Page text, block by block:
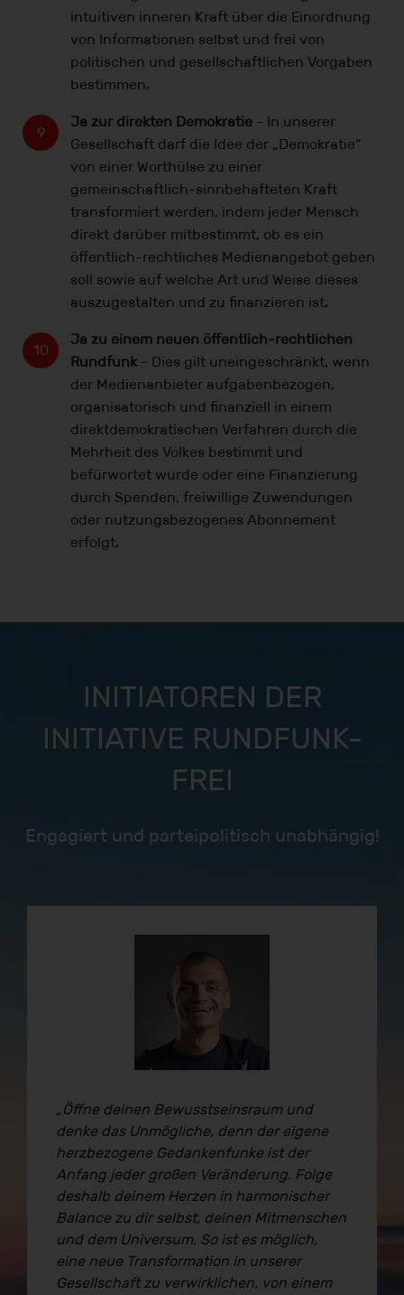
intuitiven inneren Kraft über die Einordnung
von Informationen selbst und frei von
politischen und gesellschaftlichen Vorgaben
bestimmen.
Ja zur direkten Demokratie - In unserer
Gesellschaft darf die Idee der „Demokratie“
von einer Worthülse zu einer
gemeinschaftlich-sinnbehafteten Kraft
transformiert werden, indem jeder Mensch
direkt darüber mitbestimmt, ob es ein
öffentlich-rechtliches Medienangebot geben
soll sowie auf welche Art und Weise dieses
auszugestalten und zu finanzieren ist.
Ja zu einem neuen öffentlich-rechtlichen
Rundfunk - Dies gilt uneingeschränkt, wenn
der Medienanbieter aufgabenbezogen,
organisatorisch und finanziell in einem
direktdemokratischen Verfahren durch die
Mehrheit des Volkes bestimmt und
befürwortet wurde oder eine Finanzierung
durch Spenden, freiwillige Zuwendungen
oder nutzungsbezogenes Abonnement
erfolgt.
INITIATOREN DER
INITIATIVE RUNDFUNK-
FREI
Engagiert und parteipolitisch unabhängig!
„Öffne deinen Bewusstseinsraum und
denke das Unmögliche, denn der eigene
herzbezogene Gedankenfunke ist der
Anfang jeder großen Veränderung. Folge
deshalb deinem Herzen in harmonischer
Balance zu dir selbst, deinen Mitmenschen
und dem Universum. So ist es möglich,
eine neue Transformation in unserer
Gesellschaft zu verwirklichen, von einem